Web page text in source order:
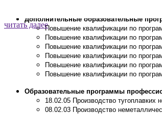
читать далее
читать далее
читать далее
читать далее
Дополнительные образовательные
Повышение квалификации по
Повышение квалификации по
Повышение квалификации по
Повышение квалификации по
Повышение квалификации по
Повышение квалификации по
Образовательные программы
18.02.05 Производство тугоплавких
08.02.03 Производство